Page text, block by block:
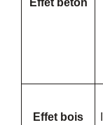
Effet béton
Effet bois